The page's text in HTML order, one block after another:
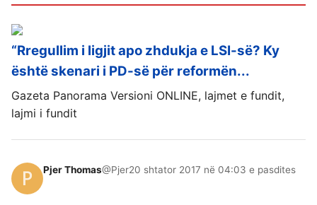
“Rregullim i ligjit apo zhdukja e LSI-së? Ky
është skenari i PD-së për reformën...
Gazeta Panorama Versioni ONLINE, lajmet e fundit,
lajmi i fundit
Pjer Thomas@Pjer20 shtator 2017 në 04:03 e pasdites